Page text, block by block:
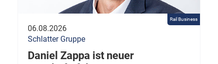
Rail Business
06.08.2026
Schlatter Gruppe
Daniel Zappa ist neuer